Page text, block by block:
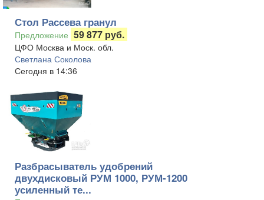
Стол Рассева гранул
Предложение 59 877 руб.
ЦФО Москва и Моск. обл.
Светлана Соколова
Сегодня в 14:36
Разбрасыватель удобрений
двухдисковый РУМ 1000, РУМ-1200
усиленный те...